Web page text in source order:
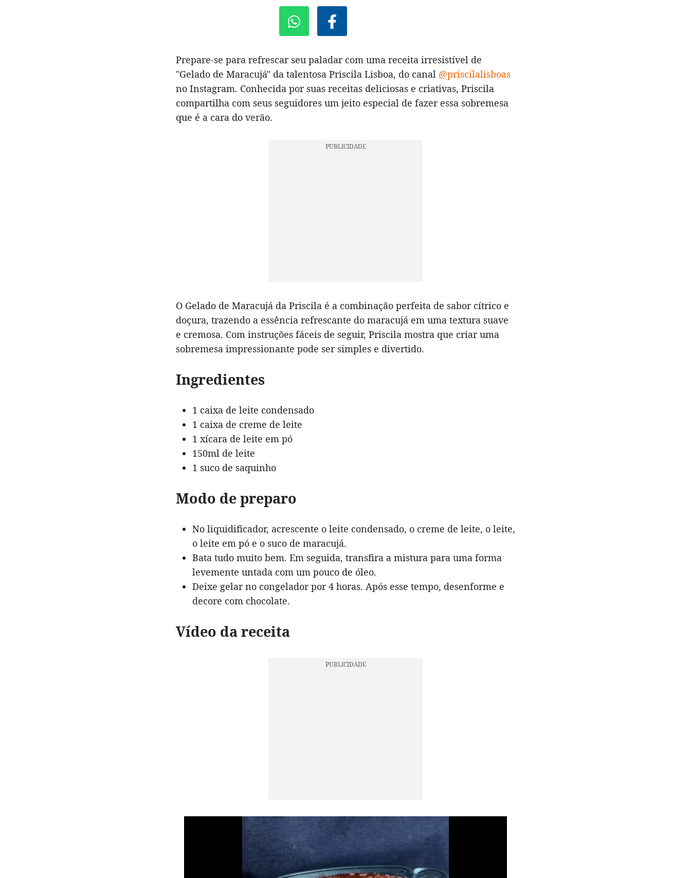
Prepare-se para refrescar seu paladar com uma receita irresistível de
"Gelado de Maracujá" da talentosa Priscila Lisboa, do canal @priscilalisboas
no Instagram. Conhecida por suas receitas deliciosas e criativas, Priscila
compartilha com seus seguidores um jeito especial de fazer essa sobremesa
que é a cara do verão.
O Gelado de Maracujá da Priscila é a combinação perfeita de sabor cítrico e
doçura, trazendo a essência refrescante do maracujá em uma textura suave
e cremosa. Com instruções fáceis de seguir, Priscila mostra que criar uma
sobremesa impressionante pode ser simples e divertido.
Ingredientes
1 caixa de leite condensado
1 caixa de creme de leite
1 xícara de leite em pó
150ml de leite
1 suco de saquinho
Modo de preparo
No liquidificador, acrescente o leite condensado, o creme de leite, o leite,
o leite em pó e o suco de maracujá.
Bata tudo muito bem. Em seguida, transfira a mistura para uma forma
levemente untada com um pouco de óleo.
Deixe gelar no congelador por 4 horas. Após esse tempo, desenforme e
decore com chocolate.
Vídeo da receita